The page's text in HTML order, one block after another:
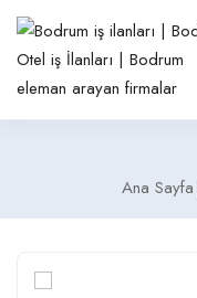
Ana Sayfa